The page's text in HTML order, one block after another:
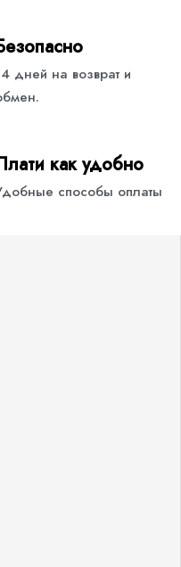
дней на возврат и
как удобно
способы оплаты